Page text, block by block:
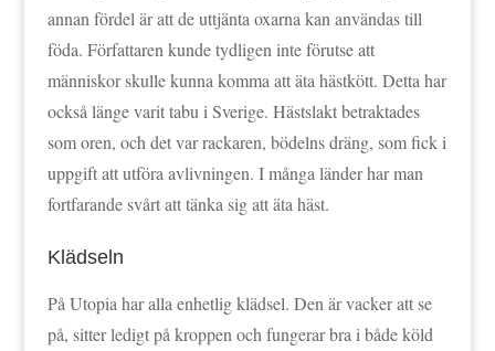
annan fördel är att de uttjänta oxarna kan användas till
föda. Författaren kunde tydligen inte förutse att
människor skulle kunna komma att äta hästkött. Detta har
också länge varit tabu i Sverige. Hästslakt betraktades
som oren, och det var rackaren, bödelns dräng, som fick i
uppgift att utföra avlivningen. I många länder har man
fortfarande svårt att tänka sig att äta häst.
Klädseln
På Utopia har alla enhetlig klädsel. Den är vacker att se
på, sitter ledigt på kroppen och fungerar bra i både köld